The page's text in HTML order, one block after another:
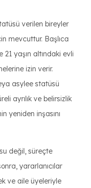
verilen bireyler
mevcuttur. Başlıca
yaşın altındaki evli
izin verir.
asylee statüsü
ayrılık ve belirsizlik
yeniden inşasını
değil, süreçte
yararlanıcılar
ve aile üyeleriyle